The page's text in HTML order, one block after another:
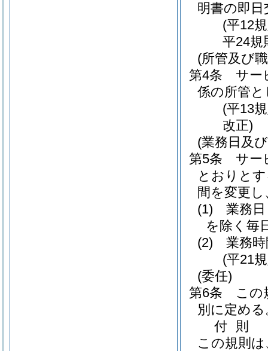
明書の即
(平12
平24規
(所管及び
第4条
サー
係の所管
(平13
改正)
(業務日及
第5条
サー
とおりと
間を変更
(1)
業務
を除く毎
(2)
業務
(平21
(委任)
第6条
この
別に定める
付 則
この規則